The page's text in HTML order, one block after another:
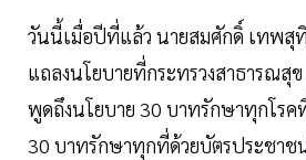
วันนี้เมื่อปีที่แล้ว นายสมศักดิ์ เทพสุ
แถลงนโยบายที่กระทรวงสาธารณสุ
พูดถึงนโยบาย 30 บาทรักษาทุกโร
30 บาทรักษาทุกที่ด้วยบัตรประชาช